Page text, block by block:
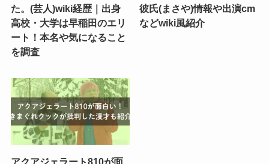
た。(芸人)wiki経歴｜出身
高校・大学は早稲田のエリ
ート！本名や気になること
を調査
彼氏(まさや)情報や出演cm
などwiki風紹介